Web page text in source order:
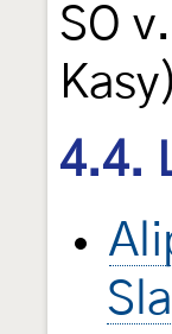
SO
4.4.